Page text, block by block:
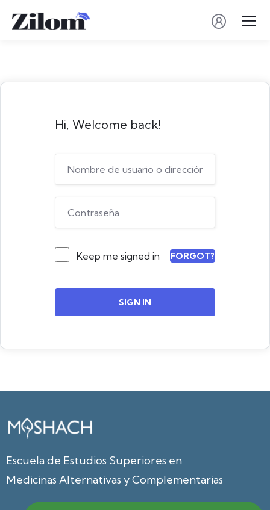
Hi, Welcome back!
Keep me signed in FORGOT?
SIGN IN
Escuela de Estudios Superiores en
Medicinas Alternativas y Complementarias